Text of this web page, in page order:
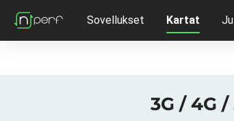
Sovellukset Kartat
3G / 4G